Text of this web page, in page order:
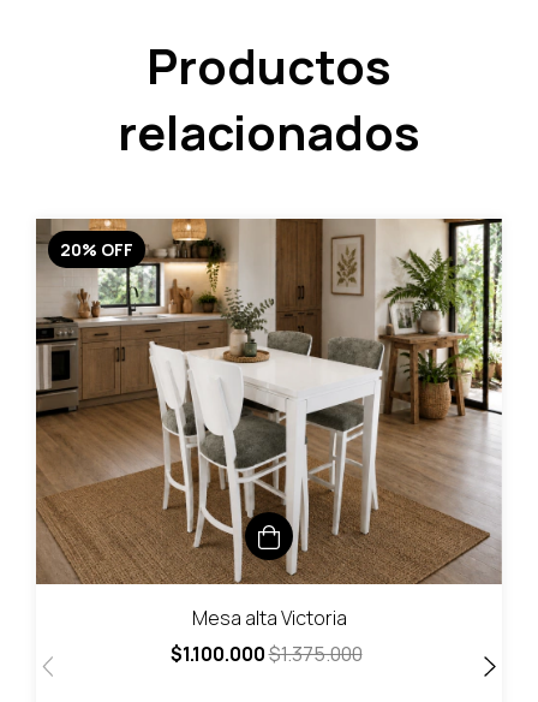
Productos
relacionados
20% OFF
Mesa alta Victoria
$1.100.000$1.375.000